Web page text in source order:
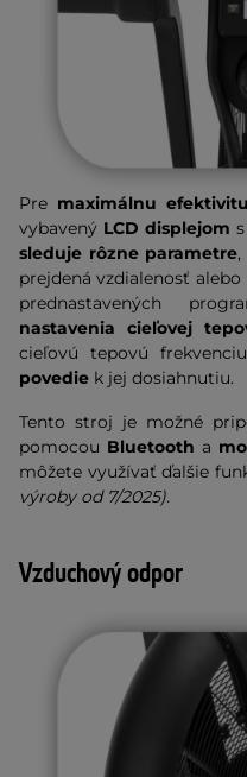
Pre maximálnu efektivitu
vybavený LCD displejom
sleduje rôzne parametre
prejdená vzdialenosť
prednastavených
nastavenia cieľovej
cieľovú tepovú
povedie k jej dosiahnutiu.
Tento stroj je možné
pomocou Bluetooth a
môžete využívať ďalšie
výroby od 7/2025).
Vzduchový odpor